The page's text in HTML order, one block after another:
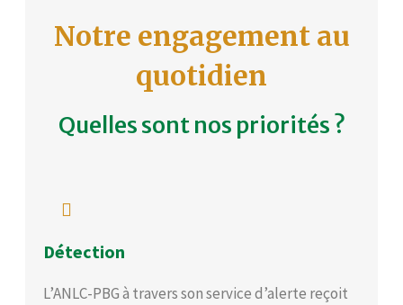
Notre engagement au
quotidien
Quelles sont nos priorités ?
Détection
L’ANLC-PBG à travers son service d’alerte reçoit